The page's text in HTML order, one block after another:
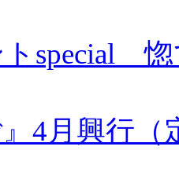
special
』4月興行